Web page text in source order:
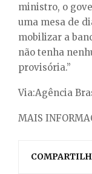
ministro, o
uma mesa de
mobilizar a
não tenha
provisória.”
Via:Agência
MAIS